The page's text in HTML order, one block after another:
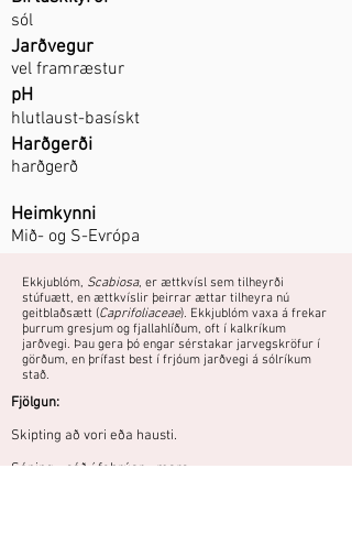
sól
Jarðvegur
vel framræstur
pH
hlutlaust-basískt
Harðgerði
harðgerð
Heimkynni
Mið- og S-Evrópa
Ekkjublóm, Scabiosa, er ættkvísl sem tilheyrði
stúfuætt, en ættkvíslir þeirrar ættar tilheyra nú
geitblaðsætt (Caprifoliaceae). Ekkjublóm vaxa á frekar
þurrum gresjum og fjallahlíðum, oft í kalkríkum
jarðvegi. Þau gera þó engar sérstakar jarvegskröfur í
görðum, en þrífast best í frjóum jarðvegi á sólríkum
stað.
Fjölgun:
Skipting að vori eða hausti.
Sáning - sáð í febrúar - mars